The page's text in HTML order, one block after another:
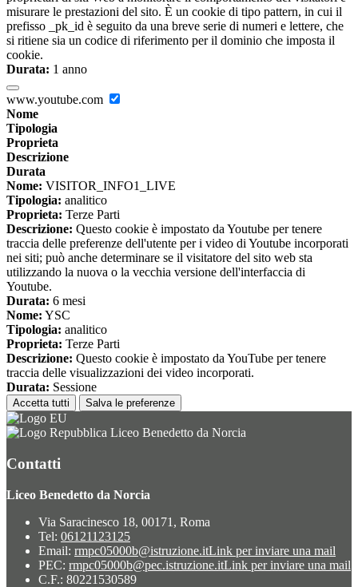
misurare le prestazioni del sito. È un cookie di tipo pattern, in cui il
prefisso _pk_id è seguito da una breve serie di numeri e lettere, che
si ritiene sia un codice di riferimento per il dominio che imposta il
cookie.
Durata: 1 anno
www.youtube.com
Nome
Tipologia
Proprieta
Descrizione
Durata
Nome: VISITOR_INFO1_LIVE
Tipologia: analitico
Proprieta: Terze Parti
Descrizione: Questo cookie è impostato da Youtube per tenere
traccia delle preferenze dell'utente per i video di Youtube incorporati
nei siti; può anche determinare se il visitatore del sito web sta
utilizzando la nuova o la vecchia versione dell'interfaccia di
Youtube.
Durata: 6 mesi
Nome: YSC
Tipologia: analitico
Proprieta: Terze Parti
Descrizione: Questo cookie è impostato da YouTube per tenere
traccia delle visualizzazioni dei video incorporati.
Durata: Sessione
Accetta tutti Salva le preferenze
Liceo Benedetto da Norcia
Contatti
Liceo Benedetto da Norcia
Via Saracinesco 18, 00171, Roma
Tel: 06121123125
Email: rmpc05000b@istruzione.itLink per inviare una mail
PEC: rmpc05000b@pec.istruzione.itLink per inviare una mail
C.F.: 80221530589